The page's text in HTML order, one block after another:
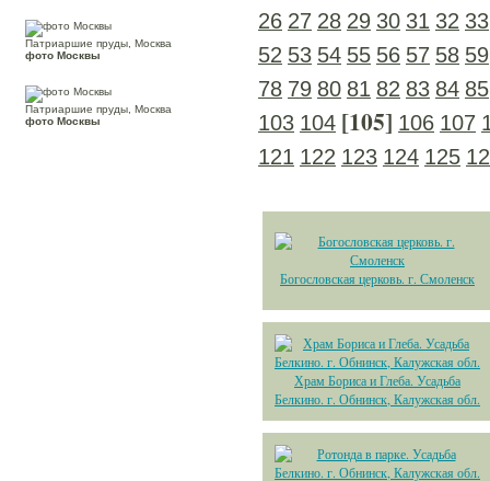
Патриаршие пруды, Москва
фото Москвы
Патриаршие пруды, Москва
фото Москвы
26 27 28 29 30 31 32 33
52 53 54 55 56 57 58 59
78 79 80 81 82 83 84 85
103 104 [105] 106 107
121 122 123 124 125
Богословская церковь. г. Смоленск
Храм Бориса и Глеба. Усадьба
Белкино. г. Обнинск, Калужская обл.